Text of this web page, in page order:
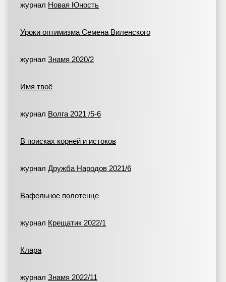
журнал Новая Юность
Уроки оптимизма Семена Виленского
журнал Знамя 2020/2
Имя твоё
журнал Волга 2021 /5-6
В поисках корней и истоков
журнал Дружба Народов 2021/6
Вафельное полотенце
журнал Крещатик 2022/1
Клара
журнал Знамя 2022/11